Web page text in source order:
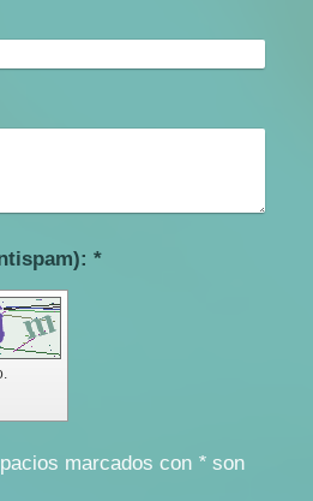
Captcha (código antispam): *
marcados con * son